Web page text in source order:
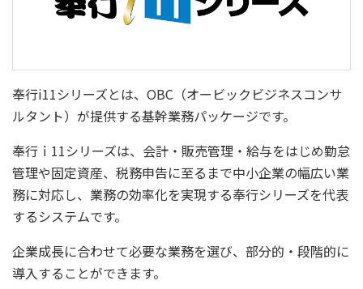
奉行i11シリーズとは、OBC（オービックビジネスコンサ
ルタント）が提供する基幹業務パッケージです。
奉行ｉ11シリーズは、会計・販売管理・給与をはじめ勤怠
管理や固定資産、税務申告に至るまで中小企業の幅広い業
務に対応し、業務の効率化を実現する奉行シリーズを代表
するシステムです。
企業成長に合わせて必要な業務を選び、部分的・段階的に
導入することができます。